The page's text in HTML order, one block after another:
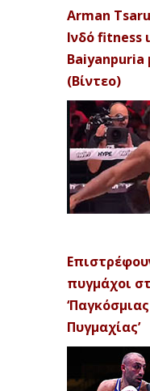
Arman
Ινδό fitness
Baiyanpuria
(Βίντεο)
πυγμάχοι
Πυγμαχίας’